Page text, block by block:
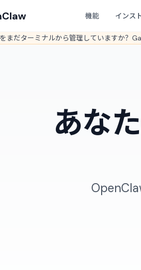
機能 インス
まだターミナルから管理していますか？
あな